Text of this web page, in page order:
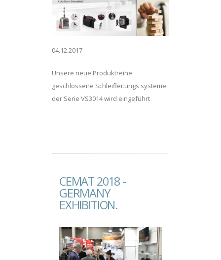
04.12.2017
Unsere neue Produktreihe
geschlossene Schleifleitungs systeme
der Serie VS3014 wird eingeführt
CEMAT 2018 -
GERMANY
EXHIBITION.